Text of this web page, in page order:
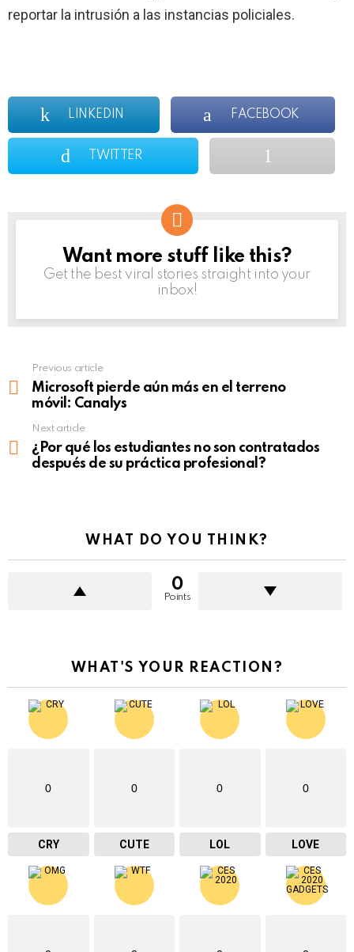
reportar la intrusión a las instancias policiales.
LINKEDIN FACEBOOK
TWITTER
NEWSLETTER
Want more stuff like this?
Get the best viral stories straight into your
inbox!
more
Previous article
Microsoft pierde aún más en el terreno
móvil: Canalys
Next article
¿Por qué los estudiantes no son contratados
después de su práctica profesional?
WHAT DO YOU THINK?
0
Points
WHAT'S YOUR REACTION?
0
CRY
0
CUTE
0
LOL
0
LOVE